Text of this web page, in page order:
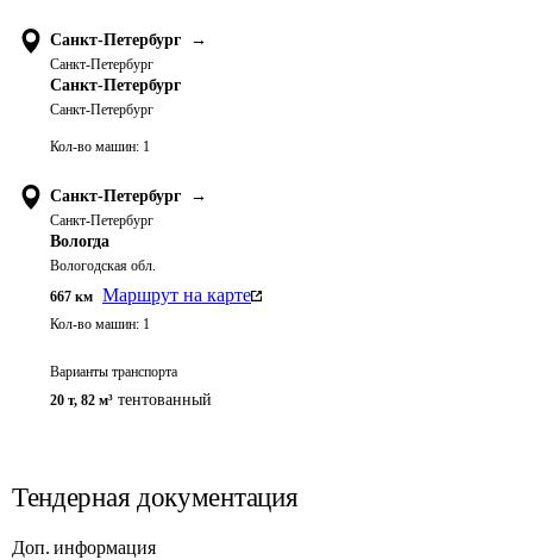
Санкт-Петербург →
Санкт-Петербург
Санкт-Петербург
Санкт-Петербург
Кол-во машин: 1
Санкт-Петербург →
Санкт-Петербург
Вологда
Вологодская обл.
667 км Маршрут на карте
Кол-во машин: 1
Варианты транспорта
20 т, 82 м³ тентованный
Тендерная документация
Доп. информация